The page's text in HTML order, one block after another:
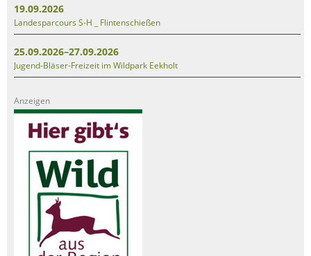
19.09.2026
Landesparcours S-H _ Flintenschießen
25.09.2026–27.09.2026
Jugend-Bläser-Freizeit im Wildpark Eekholt
Anzeigen